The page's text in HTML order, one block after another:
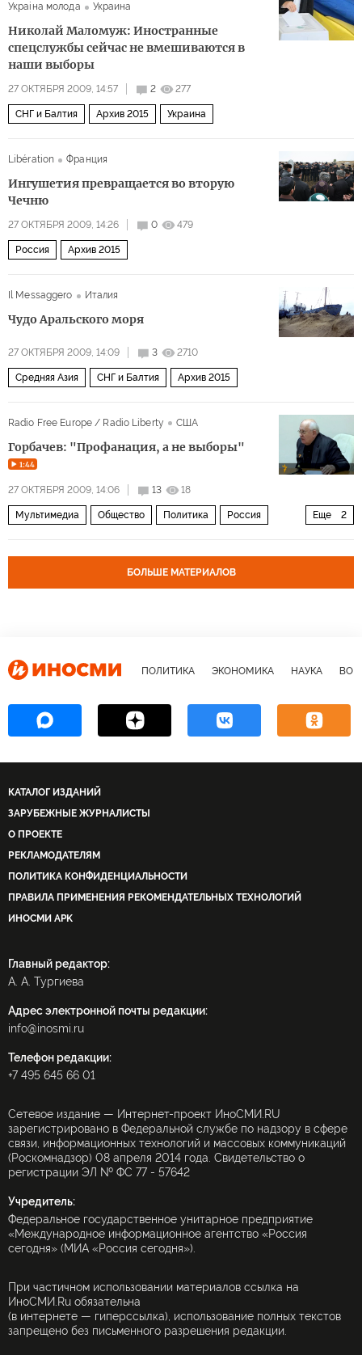
Украiна молода Украина
Николай Маломуж: Иностранные
спецслужбы сейчас не вмешиваются в
наши выборы
27 ОКТЯБРЯ 2009, 14:57 2 277
СНГ и Балтия Архив 2015 Украина
Libération Франция
Ингушетия превращается во вторую
Чечню
27 ОКТЯБРЯ 2009, 14:26 0 479
Россия Архив 2015
Il Messaggero Италия
Чудо Аральского моря
27 ОКТЯБРЯ 2009, 14:09 3 2710
Средняя Азия СНГ и Балтия Архив 2015
Radio Free Europe / Radio Liberty США
Горбачев: "Профанация, а не выборы"
1:44
27 ОКТЯБРЯ 2009, 14:06 13 18
Еще 2
Мультимедиа Общество Политика Россия
БОЛЬШЕ МАТЕРИАЛОВ
ПОЛИТИКА ЭКОНОМИКА НАУКА
КАТАЛОГ ИЗДАНИЙ
ЗАРУБЕЖНЫЕ ЖУРНАЛИСТЫ
О ПРОЕКТЕ
РЕКЛАМОДАТЕЛЯМ
ПОЛИТИКА КОНФИДЕНЦИАЛЬНОСТИ
ПРАВИЛА ПРИМЕНЕНИЯ РЕКОМЕНДАТЕЛЬНЫХ ТЕХНОЛОГИЙ
ИНОСМИ APK
Главный редактор:
А. А. Тургиева
Адрес электронной почты редакции:
info@inosmi.ru
Телефон редакции:
+7 495 645 66 01
Сетевое издание — Интернет-проект ИноСМИ.RU
зарегистрировано в Федеральной службе по надзору в сфере
связи, информационных технологий и массовых коммуникаций
(Роскомнадзор) 08 апреля 2014 года. Свидетельство о
регистрации ЭЛ № ФС 77 - 57642
Учредитель:
Федеральное государственное унитарное предприятие
«Международное информационное агентство «Россия
сегодня» (МИА «Россия сегодня»).
При частичном использовании материалов ссылка на
ИноСМИ.Ru обязательна
(в интернете — гиперссылка), использование полных текстов
запрещено без письменного разрешения редакции.